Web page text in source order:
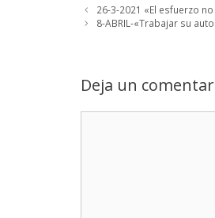
26-3-2021 «El esfuerzo
8-ABRIL-«Trabajar su
Deja un